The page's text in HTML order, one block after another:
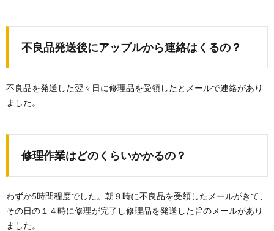
不良品発送後にアップルから連絡はくるの？
不良品を発送した翌々日に修理品を受領したとメールで連絡があり
ました。
修理作業はどのくらいかかるの？
わずか5時間程度でした。朝９時に不良品を受領したメールがきて、
その日の１４時に修理が完了し修理品を発送した旨のメールがあり
ました。